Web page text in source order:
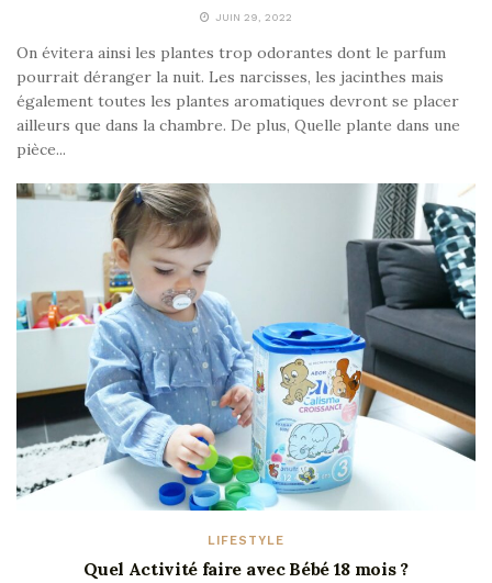
JUIN 29, 2022
On évitera ainsi les plantes trop odorantes dont le parfum
pourrait déranger la nuit. Les narcisses, les jacinthes mais
également toutes les plantes aromatiques devront se placer
ailleurs que dans la chambre. De plus, Quelle plante dans une
pièce...
LIFESTYLE
Quel Activité faire avec Bébé 18 mois ?